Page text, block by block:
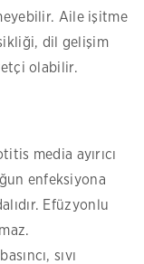
Aile işitme
dil gelişim
olabilir.
media ayırıcı
enfeksiyona
Efüzyonlu
sıvı